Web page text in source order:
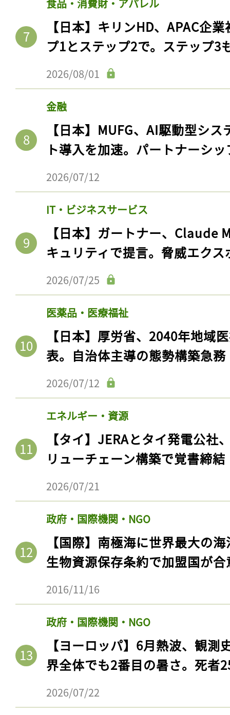
食品・消費財・アパレル
【日本】キリンHD、APAC企
プ1とステップ2で。ステップ3
2026/08/01
金融
【日本】MUFG、AI駆動型シ
ト導入を加速。パートナーシ
2026/07/12
IT・ビジネスサービス
【日本】ガートナー、Claude
キュリティで提言。脅威エク
2026/07/25
医薬品・医療福祉
【日本】厚労省、2040年地域
表。自治体主導の態勢構築急務
2026/07/12
エネルギー・資源
【タイ】JERAとタイ発電公社
リューチェーン構築で覚書締結
2026/07/21
政府・国際機関・NGO
【国際】南極海に世界最大の
生物資源保存条約で加盟国が合
2016/11/16
政府・国際機関・NGO
【ヨーロッパ】6月熱波、観
界全体でも2番目の暑さ。死者
2026/07/22
記事をお気に入りに
ログインが必
会員登録